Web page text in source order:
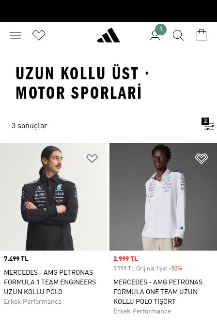
1
UZUN KOLLU ÜST ·
MOTOR SPORLARI
3 sonuçlar
2
Favori Listesine Ekle
Price
7.499 TL
MERCEDES - AMG PETRONAS
FORMULA 1 TEAM ENGINEERS
UZUN KOLLU POLO
Erkek Performance
Sale price
2.999 TL
5.799 TL Orijinal fiyat -50%
MERCEDES - AMG PETRONAS
FORMULA ONE TEAM UZUN
KOLLU POLO TİŞÖRT
Erkek Performance